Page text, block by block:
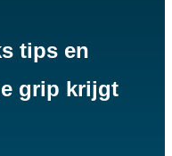
tips en
grip krijgt